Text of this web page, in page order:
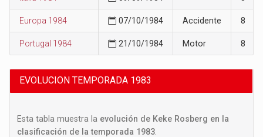
Europa 1984 07/10/1984 Accidente 8
Portugal 1984 21/10/1984 Motor 8
EVOLUCION TEMPORADA 1983
Esta tabla muestra la evolución de Keke Rosberg en la
clasificación de la temporada 1983